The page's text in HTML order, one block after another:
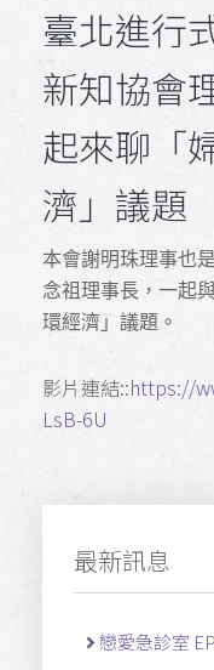
臺北進行
新知協會
起來聊「
濟」議題
本會謝明珠理事也
念祖理事長，一起
環經濟」議題。
影片連結::https://
LsB-6U
最新訊息
戀愛急診室